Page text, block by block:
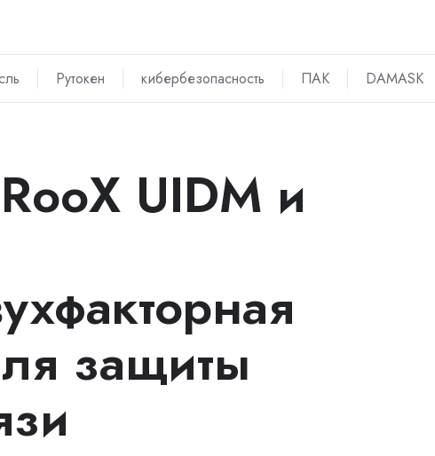
Рутокен кибербезопасность ПАК DAMASK
UIDM и
защиты